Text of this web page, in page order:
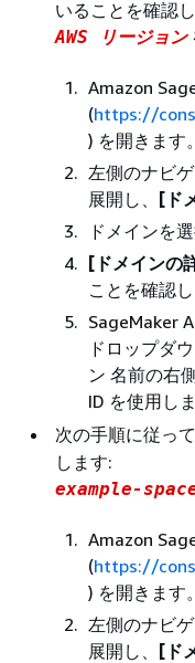
いることを確認し
AWS リージョン
Amazon
(https://
) を開きます。
左側のナビ
展開し、
[ド
ドメインを
[ドメインの
ことを確認し
SageMaker
ドロップダ
ン 名前の右
ID を使用し
次の手順に従って
します:
example-
Amazon
(https://
) を開きます。
左側のナビ
展開し、
[ド